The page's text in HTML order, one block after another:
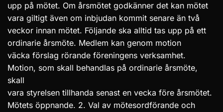
upp på mötet. Om årsmötet godkänner det kan mötet
vara giltigt även om inbjudan kommit senare än två
veckor innan mötet. Följande ska alltid tas upp på ett
ordinarie årsmöte. Medlem kan genom motion
väcka förslag rörande föreningens verksamhet.
Motion, som skall behandlas på ordinarie årsmöte,
skall
vara styrelsen tillhanda senast en vecka före årsmötet.
Mötets öppnande. 2. Val av mötesordförande och